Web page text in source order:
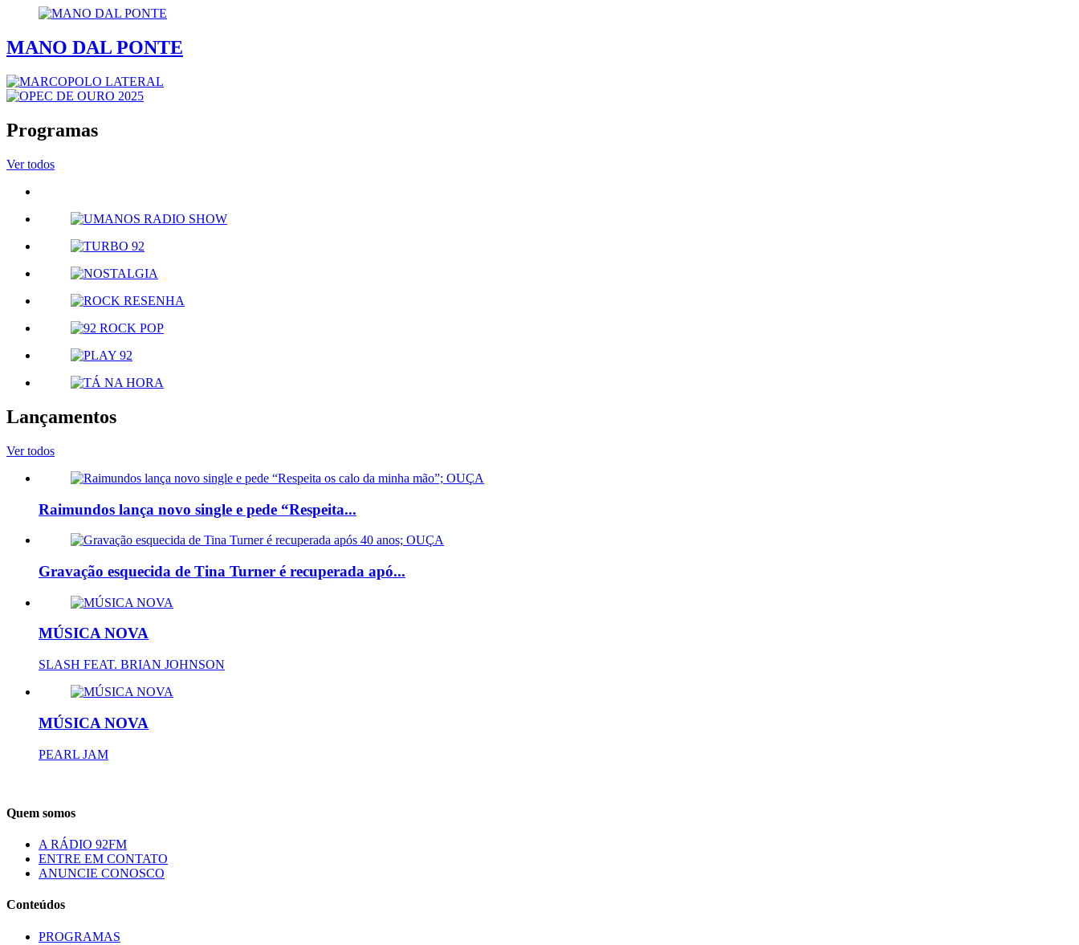
MANO DAL PONTE
Programas
Ver todos
Lançamentos
Ver todos
Raimundos lança novo single e pede “Respeita...
Gravação esquecida de Tina Turner é recuperada apó...
MÚSICA NOVA
SLASH FEAT. BRIAN JOHNSON
MÚSICA NOVA
PEARL JAM
Quem somos
A RÁDIO 92FM
ENTRE EM CONTATO
ANUNCIE CONOSCO
Conteúdos
PROGRAMAS